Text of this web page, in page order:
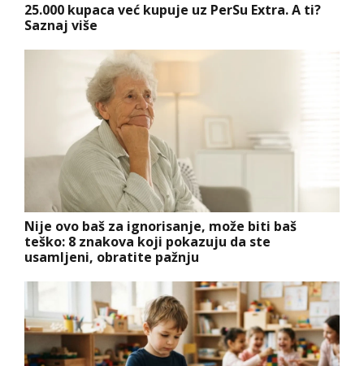
25.000 kupaca već kupuje uz PerSu Extra. A ti?
Saznaj više
Nije ovo baš za ignorisanje, može biti baš
teško: 8 znakova koji pokazuju da ste
usamljeni, obratite pažnju